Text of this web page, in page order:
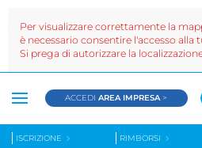
ACCEDIAREA IMPRESA >
ISCRIZIONE RIMBORSI
Per visualizzare correttamente la
è necessario consentire l'accesso alla
Si prega di autorizzare la